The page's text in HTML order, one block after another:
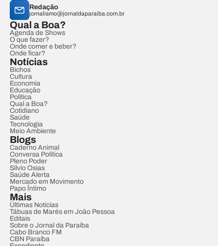
Redação
jornalismo@jornaldaparaiba.com.br
Qual a Boa?
Agenda de Shows
O que fazer?
Onde comer e beber?
Onde ficar?
Notícias
Bichos
Cultura
Economia
Educação
Política
Qual a Boa?
Cotidiano
Saúde
Tecnologia
Meio Ambiente
Blogs
Caderno Animal
Conversa Política
Pleno Poder
Sílvio Osias
Saúde Alerta
Mercado em Movimento
Papo Íntimo
Mais
Últimas Notícias
Tábuas de Marés em João Pessoa
Editais
Sobre o Jornal da Paraíba
Cabo Branco FM
CBN Paraíba